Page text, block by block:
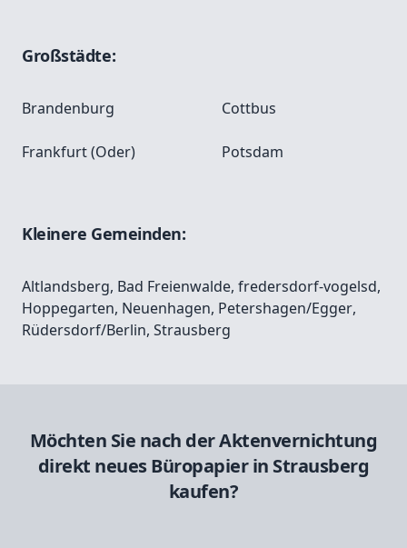
Großstädte:
Brandenburg Cottbus
Frankfurt (Oder) Potsdam
Kleinere Gemeinden:
Altlandsberg, Bad Freienwalde, fredersdorf-vogelsd,
Hoppegarten, Neuenhagen, Petershagen/Egger,
Rüdersdorf/Berlin, Strausberg
Möchten Sie nach der Aktenvernichtung
direkt neues Büropapier in Strausberg
kaufen?